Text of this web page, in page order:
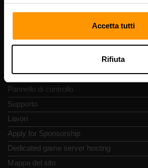
Accetta tutti
Rifiuta
Contatti
Termini e Condizioni
Segnala abuso
Pannello di controllo
Supporto
Lavori
Apply for Sponsorship
Dedicated game server hosting
Mappa del sito